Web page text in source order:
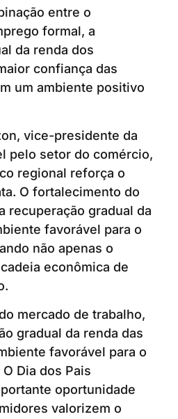
entre o
formal, a
da renda dos
confiança das
um ambiente positivo
vice-presidente da
pelo setor do comércio,
regional reforça o
O fortalecimento do
recuperação gradual da
favorável para o
não apenas o
econômica de
mercado de trabalho,
gradual da renda das
favorável para o
Dia dos Pais
oportunidade
valorizem o